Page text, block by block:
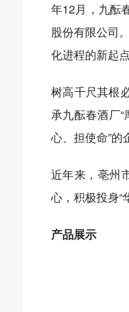
年12月，九酝
股份有限公司
化进程的新起点
树高千尺其根
承九酝春酒厂
心、担使命”的
近年来，亳州
心，积极投身“
产品展示